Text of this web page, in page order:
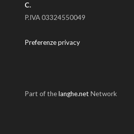
C.
P.IVA 03324550049
Preferenze privacy
Part of thelanghe.net Network